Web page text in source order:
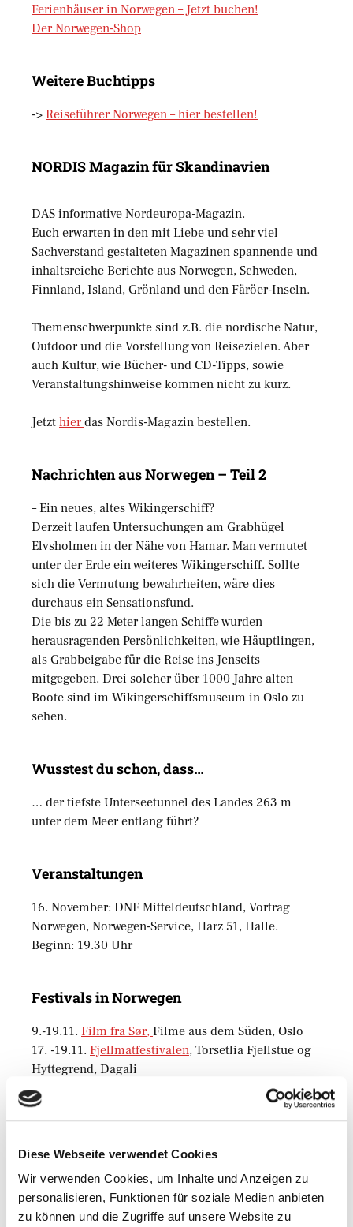
Diese Webseite verwendet Cookies
Wir verwenden Cookies, um Inhalte und Anzeigen zu
personalisieren, Funktionen für soziale Medien anbieten
zu können und die Zugriffe auf unsere Website zu
Ferienhäuser in Norwegen – Jetzt buchen!
Der Norwegen-Shop
Weitere Buchtipps
-> Reiseführer Norwegen – hier bestellen!
NORDIS Magazin für Skandinavien
DAS informative Nordeuropa-Magazin.
Euch erwarten in den mit Liebe und sehr viel
Sachverstand gestalteten Magazinen spannende und
inhaltsreiche Berichte aus Norwegen, Schweden,
Finnland, Island, Grönland und den Färöer-Inseln.
Themenschwerpunkte sind z.B. die nordische Natur,
Outdoor und die Vorstellung von Reisezielen. Aber
auch Kultur, wie Bücher- und CD-Tipps, sowie
Veranstaltungshinweise kommen nicht zu kurz.
Jetzt hier das Nordis-Magazin bestellen.
Nachrichten aus Norwegen – Teil 2
– Ein neues, altes Wikingerschiff?
Derzeit laufen Untersuchungen am Grabhügel
Elvsholmen in der Nähe von Hamar. Man vermutet
unter der Erde ein weiteres Wikingerschiff. Sollte
sich die Vermutung bewahrheiten, wäre dies
durchaus ein Sensationsfund.
Die bis zu 22 Meter langen Schiffe wurden
herausragenden Persönlichkeiten, wie Häuptlingen,
als Grabbeigabe für die Reise ins Jenseits
mitgegeben. Drei solcher über 1000 Jahre alten
Boote sind im Wikingerschiffsmuseum in Oslo zu
sehen.
Wusstest du schon, dass…
… der tiefste Unterseetunnel des Landes 263 m
unter dem Meer entlang führt?
Veranstaltungen
16. November: DNF Mitteldeutschland, Vortrag
Norwegen, Norwegen-Service, Harz 51, Halle.
Beginn: 19.30 Uhr
Festivals in Norwegen
9.-19.11. Film fra Sør, Filme aus dem Süden, Oslo
17. -19.11. Fjellmatfestivalen, Torsetlia Fjellstue og
Hyttegrend, Dagali
Motto der Woche
Es sind die Umwege, Verspätungen und Nebengleise,
die das Leben bereichern.
Nils Kjær (1870-1924), norweg. Autor